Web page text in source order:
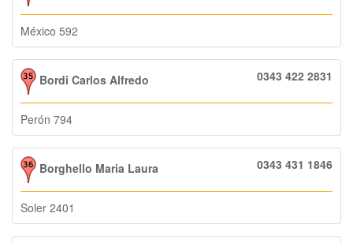
México 592
Bordi Carlos Alfredo 0343 422 2831
Perón 794
Borghello Maria Laura 0343 431 1846
Soler 2401